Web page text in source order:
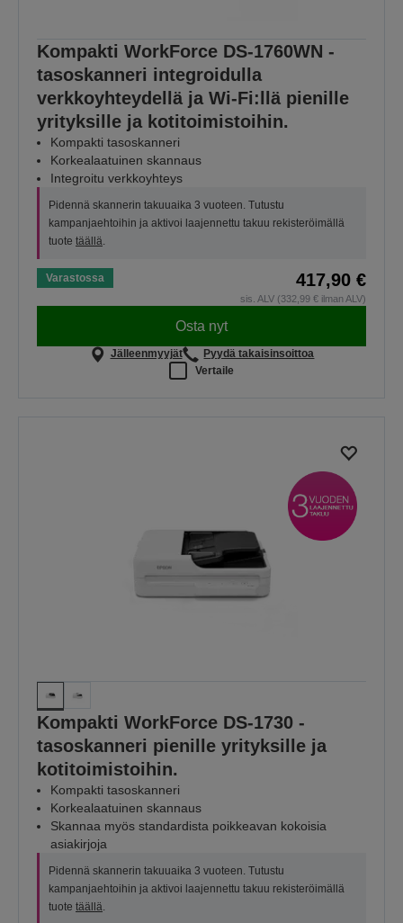
Kompakti WorkForce DS-1760WN -
tasoskanneri integroidulla
verkkoyhteydellä ja Wi-Fi:llä pienille
yrityksille ja kotitoimistoihin.
Kompakti tasoskanneri
Korkealaatuinen skannaus
Integroitu verkkoyhteys
Pidennä skannerin takuuaika 3 vuoteen. Tutustu
kampanjaehtoihin ja aktivoi laajennettu takuu rekisteröimällä
tuote täällä.
Varastossa 417,90 €
sis. ALV (332,99 € ilman ALV)
Osta nyt
Jälleenmyyjät
Pyydä takaisinsoittoa
Vertaile
Kompakti WorkForce DS-1730 -
tasoskanneri pienille yrityksille ja
kotitoimistoihin.
Kompakti tasoskanneri
Korkealaatuinen skannaus
Skannaa myös standardista poikkeavan kokoisia
asiakirjoja
Pidennä skannerin takuuaika 3 vuoteen. Tutustu
kampanjaehtoihin ja aktivoi laajennettu takuu rekisteröimällä
tuote täällä.